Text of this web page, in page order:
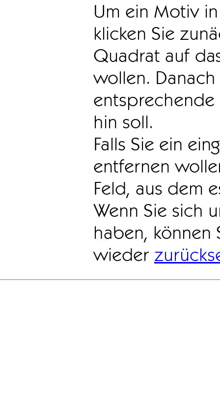
Um ein Motiv
klicken Sie
Quadrat auf
wollen.
hin soll.
Falls Sie ein
entfernen
Feld, aus dem
Wenn Sie sich
haben, können
wieder